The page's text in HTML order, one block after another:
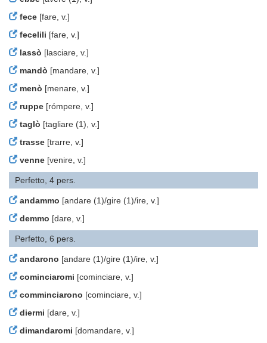
fece [fare, v.]
fecelili [fare, v.]
lassò [lasciare, v.]
mandò [mandare, v.]
menò [menare, v.]
ruppe [rómpere, v.]
taglò [tagliare (1), v.]
trasse [trarre, v.]
venne [venire, v.]
Perfetto, 4 pers.
andammo [andare (1)/gire (1)/ire, v.]
demmo [dare, v.]
Perfetto, 6 pers.
andarono [andare (1)/gire (1)/ire, v.]
cominciaromi [cominciare, v.]
comminciarono [cominciare, v.]
diermi [dare, v.]
dimandaromi [domandare, v.]